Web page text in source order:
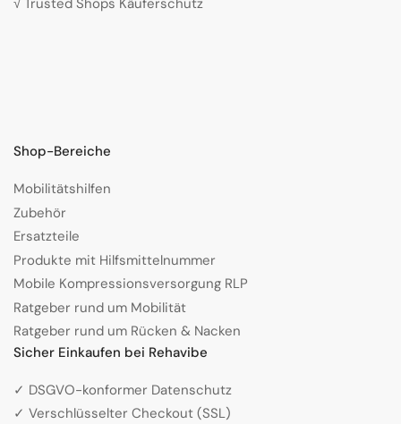
√ Trusted Shops Käuferschutz
Shop-Bereiche
Mobilitätshilfen
Zubehör
Ersatzteile
Produkte mit Hilfsmittelnummer
Mobile Kompressionsversorgung RLP
Ratgeber rund um Mobilität
Ratgeber rund um Rücken & Nacken
Sicher Einkaufen bei Rehavibe
✓ DSGVO-konformer Datenschutz
✓ Verschlüsselter Checkout (SSL)